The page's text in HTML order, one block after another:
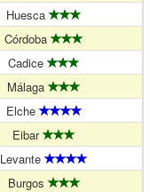
Huesca
Córdoba
Cadice
Málaga
Elche
Eibar
Levante
Burgos